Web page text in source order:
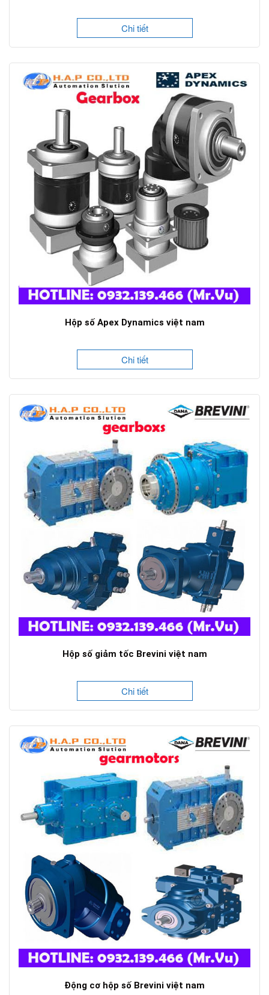
Chi tiết
Hộp số Apex Dynamics việt nam
Chi tiết
Hộp số giảm tốc Brevini việt nam
Chi tiết
Động cơ hộp số Brevini việt nam